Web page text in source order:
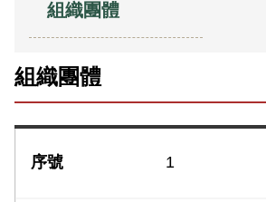
意見信箱
組織團體
組織團體
1